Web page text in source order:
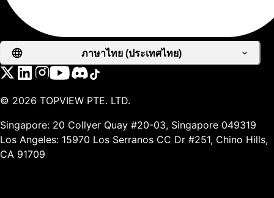
ภาษาไทย (ประเทศไทย)
© 2026 TOPVIEW PTE. LTD.
Singapore: 20 Collyer Quay #20-03, Singapore 049319
Los Angeles: 15970 Los Serranos CC Dr #251, Chino Hills,
CA 91709